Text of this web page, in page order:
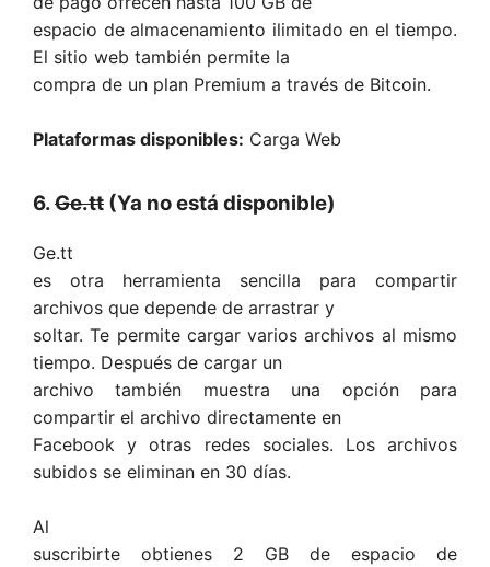
espacio de almacenamiento ilimitado en el tiempo.
El sitio web también permite la
compra de un plan Premium a través de Bitcoin.
Plataformas disponibles: Carga Web
6.Ge.tt (Ya no está disponible)
Ge.tt
es otra herramienta sencilla para compartir
archivos que depende de arrastrar y
soltar. Te permite cargar varios archivos al mismo
tiempo. Después de cargar un
archivo también muestra una opción para
compartir el archivo directamente en
Facebook y otras redes sociales. Los archivos
subidos se eliminan en 30 días.
Al
suscribirte obtienes 2 GB de espacio de